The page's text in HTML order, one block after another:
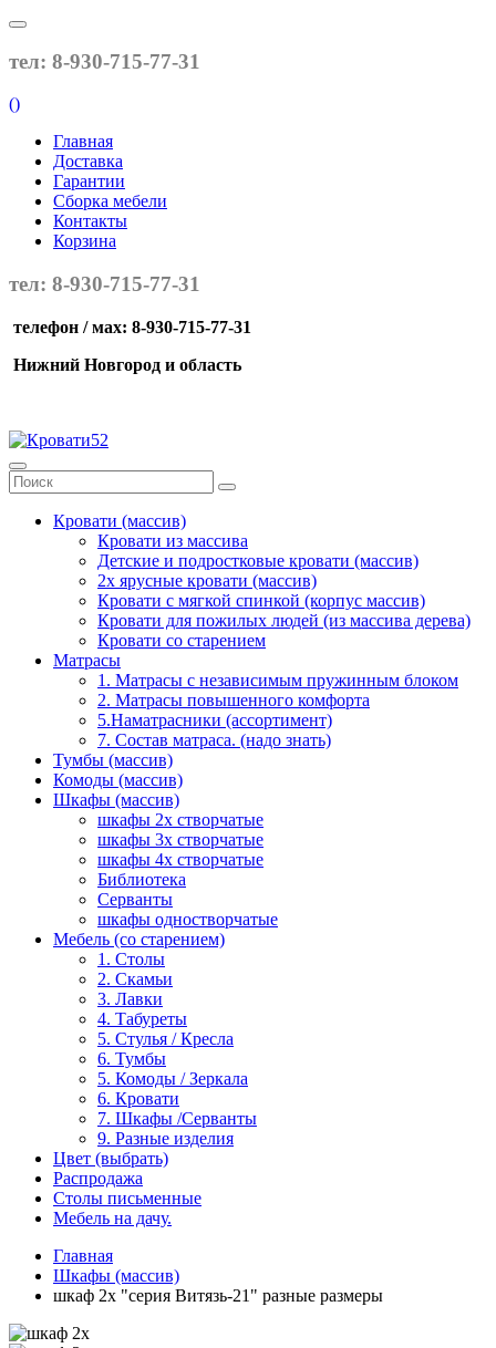
тел: 8-930-715-77-31
()
Главная
Доставка
Гарантии
Сборка мебели
Контакты
Корзина
тел: 8-930-715-77-31
телефон / мах: 8-930-715-77-31
Нижний Новгород и область
Кровати (массив)
Кровати из массива
Детские и подростковые кровати (массив)
2х ярусные кровати (массив)
Кровати с мягкой спинкой (корпус массив)
Кровати для пожилых людей (из массива дерева)
Кровати со старением
Матрасы
1. Матрасы с независимым пружинным блоком
2. Матрасы повышенного комфорта
5.Наматрасники (ассортимент)
7. Состав матраса. (надо знать)
Тумбы (массив)
Комоды (массив)
Шкафы (массив)
шкафы 2х створчатые
шкафы 3х створчатые
шкафы 4х створчатые
Библиотека
Серванты
шкафы одностворчатые
Мебель (со старением)
1. Столы
2. Скамьи
3. Лавки
4. Табуреты
5. Стулья / Кресла
6. Тумбы
5. Комоды / Зеркала
6. Кровати
7. Шкафы /Серванты
9. Разные изделия
Цвет (выбрать)
Распродажа
Столы письменные
Мебель на дачу.
Главная
Шкафы (массив)
шкаф 2х "серия Витязь-21" разные размеры